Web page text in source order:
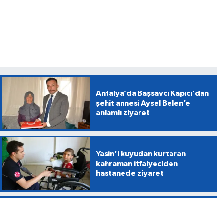
Antalya’da Başsavcı Kapıcı’dan
şehit annesi Aysel Belen’e
anlamlı ziyaret
Yasin'i kuyudan kurtaran
kahraman itfaiyeciden
hastanede ziyaret